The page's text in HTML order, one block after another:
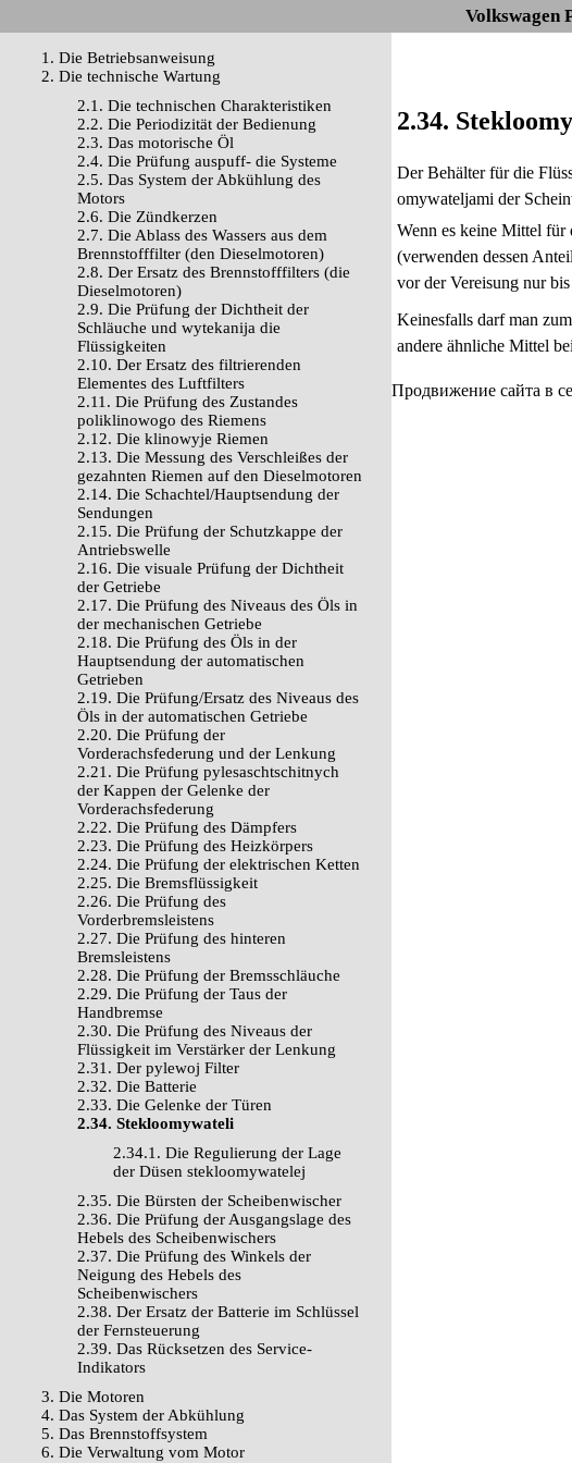
Volkswagen
1. Die Betriebsanweisung
2. Die technische Wartung
2.1. Die technischen Charakteristiken
2.2. Die Periodizität der Bedienung
2.3. Das motorische Öl
2.4. Die Prüfung auspuff- die Systeme
2.5. Das System der Abkühlung des
Motors
2.6. Die Zündkerzen
2.7. Die Ablass des Wassers aus dem
Brennstofffilter (den Dieselmotoren)
2.8. Der Ersatz des Brennstofffilters (die
Dieselmotoren)
2.9. Die Prüfung der Dichtheit der
Schläuche und wytekanija die
Flüssigkeiten
2.10. Der Ersatz des filtrierenden
Elementes des Luftfilters
2.11. Die Prüfung des Zustandes
poliklinowogo des Riemens
2.12. Die klinowyje Riemen
2.13. Die Messung des Verschleißes der
gezahnten Riemen auf den Dieselmotoren
2.14. Die Schachtel/Hauptsendung der
Sendungen
2.15. Die Prüfung der Schutzkappe der
Antriebswelle
2.16. Die visuale Prüfung der Dichtheit
der Getriebe
2.17. Die Prüfung des Niveaus des Öls in
der mechanischen Getriebe
2.18. Die Prüfung des Öls in der
Hauptsendung der automatischen
Getrieben
2.19. Die Prüfung/Ersatz des Niveaus des
Öls in der automatischen Getriebe
2.20. Die Prüfung der
Vorderachsfederung und der Lenkung
2.21. Die Prüfung pylesaschtschitnych
der Kappen der Gelenke der
Vorderachsfederung
2.22. Die Prüfung des Dämpfers
2.23. Die Prüfung des Heizkörpers
2.24. Die Prüfung der elektrischen Ketten
2.25. Die Bremsflüssigkeit
2.26. Die Prüfung des
Vorderbremsleistens
2.27. Die Prüfung des hinteren
Bremsleistens
2.28. Die Prüfung der Bremsschläuche
2.29. Die Prüfung der Taus der
Handbremse
2.30. Die Prüfung des Niveaus der
Flüssigkeit im Verstärker der Lenkung
2.31. Der pylewoj Filter
2.32. Die Batterie
2.33. Die Gelenke der Türen
2.34. Stekloomywateli
2.34.1. Die Regulierung der Lage
der Düsen stekloomywatelej
2.35. Die Bürsten der Scheibenwischer
2.36. Die Prüfung der Ausgangslage des
Hebels des Scheibenwischers
2.37. Die Prüfung des Winkels der
Neigung des Hebels des
Scheibenwischers
2.38. Der Ersatz der Batterie im Schlüssel
der Fernsteuerung
2.39. Das Rücksetzen des Service-
Indikators
3. Die Motoren
4. Das System der Abkühlung
5. Das Brennstoffsystem
6. Die Verwaltung vom Motor
2.34.
Der Behälter für die
omywateljami der
Wenn es keine Mittel für
(verwenden dessen
vor der Vereisung nur
Keinesfalls darf man
andere ähnliche Mittel
Продвижение сайта в